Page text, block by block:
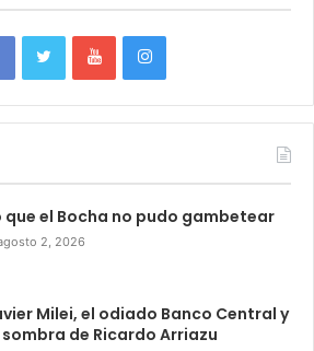
que el Bocha no pudo gambetear
2, 2026
Milei, el odiado Banco Central y
de Ricardo Arriazu